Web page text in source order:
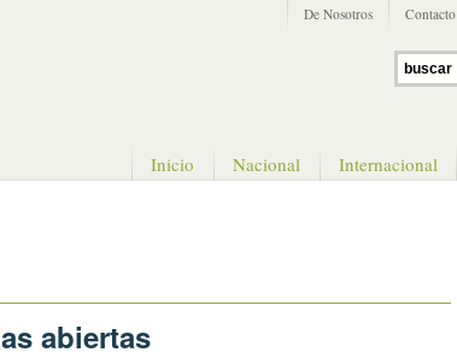
De Nosotros Contacto
Inicio Nacional Internacional
abiertas